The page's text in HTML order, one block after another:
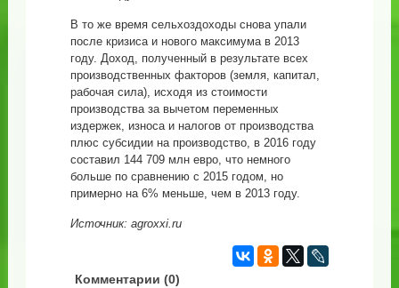
В то же время сельхоздоходы снова упали
после кризиса и нового максимума в 2013
году. Доход, полученный в результате всех
производственных факторов (земля, капитал,
рабочая сила), исходя из стоимости
производства за вычетом переменных
издержек, износа и налогов от производства
плюс субсидии на производство, в 2016 году
составил 144 709 млн евро, что немного
больше по сравнению с 2015 годом, но
примерно на 6% меньше, чем в 2013 году.
Источник: agroxxi.ru
Комментарии (0)